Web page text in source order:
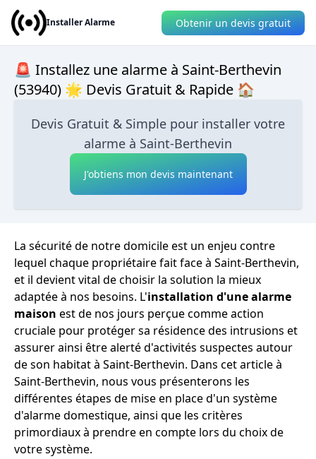
Installer Alarme Obtenir un devis gratuit
🚨 Installez une alarme à Saint-Berthevin
(53940) 🌟 Devis Gratuit & Rapide 🏠
Devis Gratuit & Simple pour installer votre
alarme à Saint-Berthevin
J'obtiens mon devis maintenant
La sécurité de notre domicile est un enjeu contre
lequel chaque propriétaire fait face à Saint-Berthevin,
et il devient vital de choisir la solution la mieux
adaptée à nos besoins. L'installation d'une alarme
maison est de nos jours perçue comme action
cruciale pour protéger sa résidence des intrusions et
assurer ainsi être alerté d'activités suspectes autour
de son habitat à Saint-Berthevin. Dans cet article à
Saint-Berthevin, nous vous présenterons les
différentes étapes de mise en place d'un système
d'alarme domestique, ainsi que les critères
primordiaux à prendre en compte lors du choix de
votre système.